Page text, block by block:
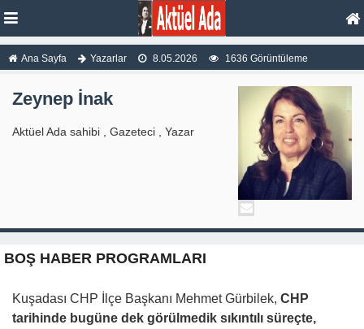
Ana Sayfa Yazarlar 8.05.2026 1636 Görüntüleme
Zeynep İnak
Aktüel Ada sahibi , Gazeteci , Yazar
BOŞ HABER PROGRAMLARI
Kuşadası CHP İlçe Başkanı Mehmet Gürbilek, CHP
tarihinde bugüne dek görülmedik sıkıntılı süreçte,